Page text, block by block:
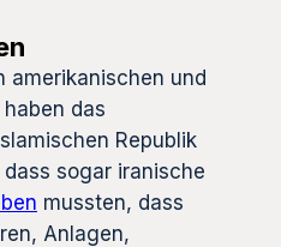
amerikanischen und
das
Republik
sogar iranische
mussten, dass
Anlagen,